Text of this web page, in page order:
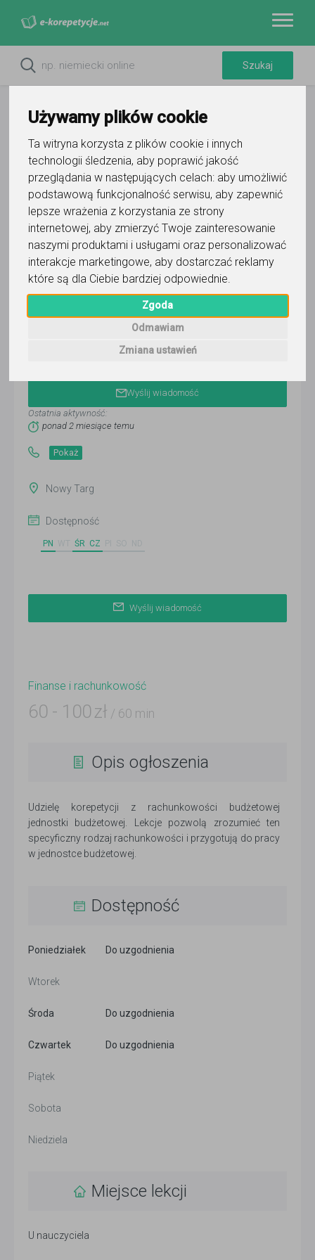
Używamy plików cookie
Ta witryna korzysta z plików cookie i innych
technologii śledzenia, aby poprawić jakość
przeglądania w następujących celach: aby umożliwić
podstawową funkcjonalność serwisu, aby zapewnić
lepsze wrażenia z korzystania ze strony
internetowej, aby zmierzyć Twoje zainteresowanie
naszymi produktami i usługami oraz personalizować
interakcje marketingowe, aby dostarczać reklamy
które są dla Ciebie bardziej odpowiednie.
Zgoda
Odmawiam
Zmiana ustawień
Do ulubionych
Oznacz wystąpienie kontaktu
Wyślij wiadomość
Ostatnia aktywność:
ponad 2 miesiące temu
Pokaż
Nowy Targ
Dostępność
PN ŚR CZ
Wyślij wiadomość
Finanse i rachunkowość
60 - 100 zł / 60 min
Opis ogłoszenia
Udzielę korepetycji z rachunkowości budżetowej
jednostki budżetowej. Lekcje pozwolą zrozumieć ten
specyficzny rodzaj rachunkowości i przygotują do pracy
w jednostce budżetowej.
Dostępność
Poniedziałek Do uzgodnienia
Wtorek
Środa Do uzgodnienia
Czwartek Do uzgodnienia
Piątek
Sobota
Niedziela
Miejsce lekcji
U nauczyciela